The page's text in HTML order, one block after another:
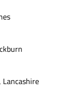
Lancashire